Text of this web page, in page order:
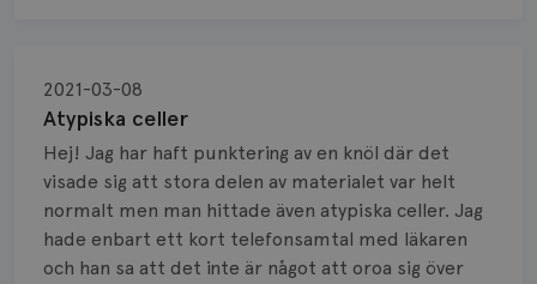
Atypiska celler
2021-03-08
Hej! Jag har haft punktering av en knöl där det
visade sig att stora delen av materialet var helt
normalt men man hittade även atypiska celler. Jag
hade enbart ett kort telefonsamtal med läkaren
och han sa att det inte är något att oroa sig över
Biopsi
Biverkningar
Bröstvårta
Knöl